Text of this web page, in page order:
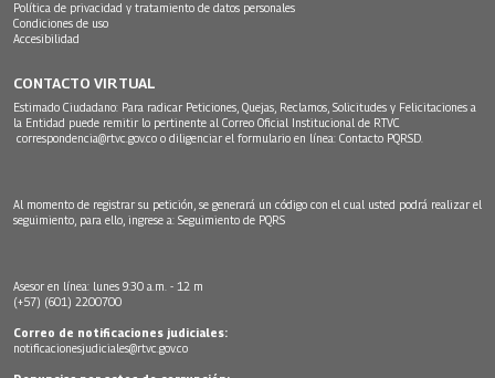
Política de privacidad y tratamiento de datos personales
Condiciones de uso
Accesibilidad
CONTACTO VIRTUAL
Estimado Ciudadano: Para radicar Peticiones, Quejas, Reclamos, Solicitudes y Felicitaciones a
la Entidad puede remitir lo pertinente al Correo Oficial Institucional de RTVC
correspondencia@rtvc.gov.co o diligenciar el formulario en línea: Contacto PQRSD.
Al momento de registrar su petición, se generará un código con el cual usted podrá realizar el
seguimiento, para ello, ingrese a: Seguimiento de PQRS
Asesor en línea: lunes 9:30 a.m. - 12 m
(+57) (601) 2200700
Correo de notificaciones judiciales:
notificacionesjudiciales@rtvc.gov.co